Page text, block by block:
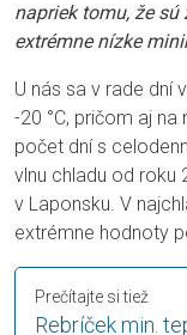
napriek tomu, že
extrémne nízke
U nás sa v rade dní
-20 °C, pričom aj
počet dní s
vlnu chladu od roku
v Laponsku. V
extrémne hodnoty
Rebríček min.
Prečítajte si tiež